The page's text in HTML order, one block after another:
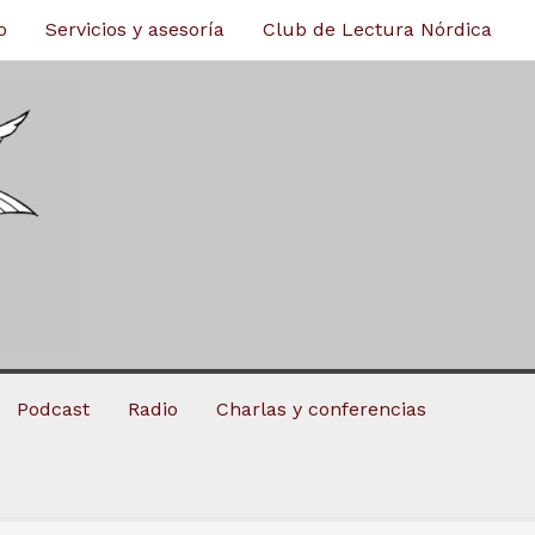
Servicios y asesoría Club de Lectura Nórdica
Podcast Radio Charlas y conferencias